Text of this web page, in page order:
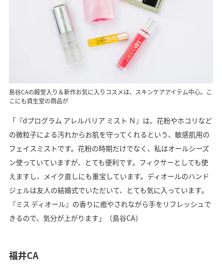
島谷CAの殿堂入り＆新作お気に入りコスメは、スキンケアアイテム中心。こ
こにも資生堂の商品が
「『dプログラム アレルバリア ミスト Ｎ』は、花粉やホコリなど
の微粒子による汚れからお肌を守ってくれるという、敏感肌用の
フェイスミストです。花粉の時期だけでなく、私はオールシーズ
ン使っていていますが、とても便利です。フィクサーとしても使
えますし、メイク直しにも重宝しています。ディオールのハンド
ジェルは友人の結婚式でいただいて、とても気に入っています。
『ミス ディオール』の香りに癒やされながら手をリフレッシュで
きるので、気分が上がります」（島谷CA）
福井CA